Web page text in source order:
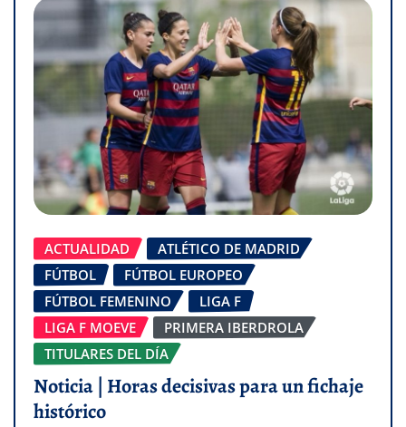
ACTUALIDAD
ATLÉTICO DE MADRID
FÚTBOL
FÚTBOL EUROPEO
FÚTBOL FEMENINO
LIGA F
LIGA F MOEVE
PRIMERA IBERDROLA
TITULARES DEL DÍA
Noticia | Horas decisivas para un fichaje
histórico